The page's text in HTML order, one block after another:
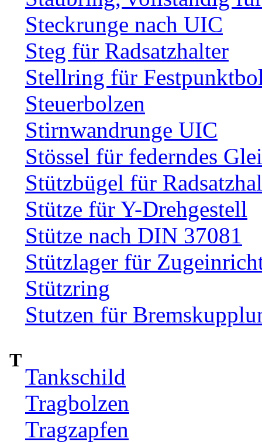
Steckrunge nach UIC
Steg für Radsatzhalter
Stellring für
Steuerbolzen
Stirnwandrunge UIC
Stössel für federndes
Stützbügel für
Stütze für Y-Drehgestell
Stütze nach DIN 37081
Stützlager für
Stützring
Stutzen für
T
Tankschild
Tragbolzen
Tragzapfen